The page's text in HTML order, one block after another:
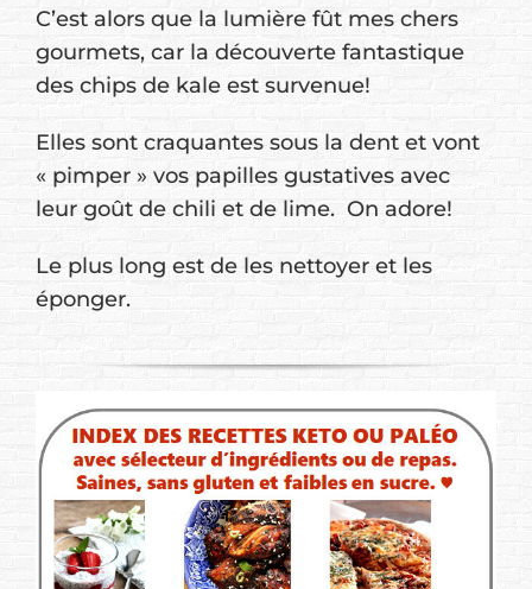
C’est alors que la lumière fût mes chers
gourmets, car la découverte fantastique
des chips de kale est survenue!
Elles sont craquantes sous la dent et vont
« pimper » vos papilles gustatives avec
leur goût de chili et de lime. On adore!
Le plus long est de les nettoyer et les
éponger.